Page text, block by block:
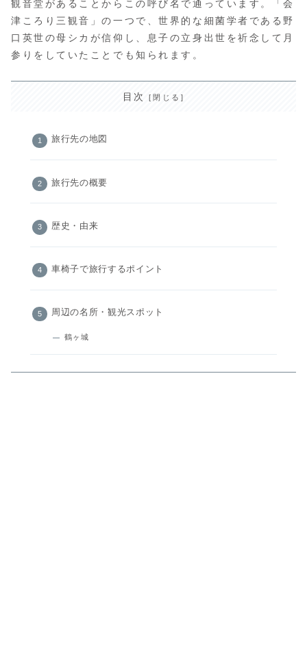
観音堂があることからこの呼び名で通っています。「会
津ころり三観音」の一つで、世界的な細菌学者である野
口英世の母シカが信仰し、息子の立身出世を祈念して月
参りをしていたことでも知られます。
目次
旅行先の地図
旅行先の概要
歴史・由来
車椅子で旅行するポイント
周辺の名所・観光スポット
鶴ヶ城